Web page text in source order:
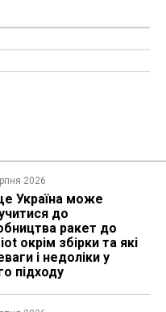
2026
Україна може
до
ракет до
окрім збірки та які
і недоліки у
підходу